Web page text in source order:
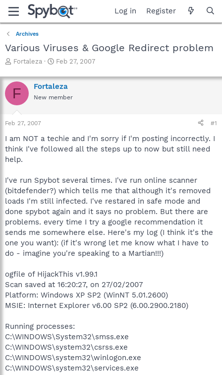
Log in Register
Archives
Various Viruses & Google Redirect problem
T
r
e
a
d
s
t
r
t
e
Fortaleza
S
a
r
t
Feb 27, 2007
F Fortaleza
New member
Feb 27, 2007 #1
I am NOT a techie and I'm sorry if I'm posting incorrectly. I
think I've followed all the steps up to now but still need
help.
I've run Spybot several times. I've run online scanner
(bitdefender?) which tells me that although it's removed
loads I'm still infected. I've restared in safe mode and
done spybot again and it says no problem. But there are
problems. every time I try a google recommendation it
sends me somewhere else. Here's my log (I think it's the
one you want): (if it's wrong let me know what I have to
do - imagine you're speaking to a Martian!!!)
ogfile of HijackThis v1.99.1
Scan saved at 16:20:27, on 27/02/2007
Platform: Windows XP SP2 (WinNT 5.01.2600)
MSIE: Internet Explorer v6.00 SP2 (6.00.2900.2180)
Running processes:
C:\WINDOWS\System32\smss.exe
C:\WINDOWS\system32\csrss.exe
C:\WINDOWS\system32\winlogon.exe
C:\WINDOWS\system32\services.exe